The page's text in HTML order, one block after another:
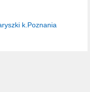
k.Poznania